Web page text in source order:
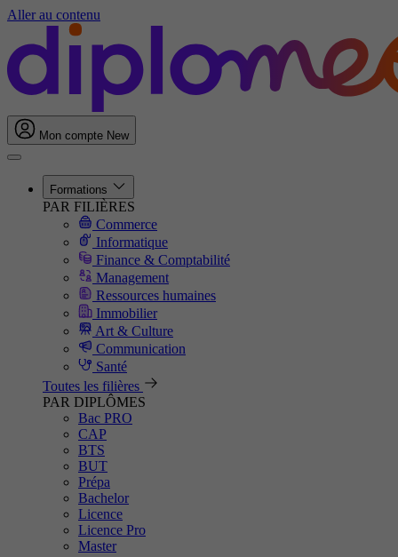
Aller au contenu
Mon compte New
Formations
PAR FILIÈRES
Commerce
Informatique
Finance & Comptabilité
Management
Ressources humaines
Immobilier
Art & Culture
Communication
Santé
Toutes les filières
PAR DIPLÔMES
Bac PRO
CAP
BTS
BUT
Prépa
Bachelor
Licence
Licence Pro
Master